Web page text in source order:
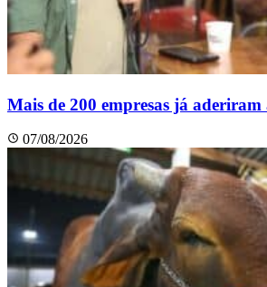
Mais de 200 empresas já aderiram
07/08/2026